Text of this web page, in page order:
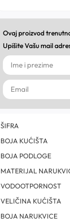
Ovaj proizvod
Upišite Vašu mail
ŠIFRA
BOJA KUĆIŠTA
BOJA PODLOGE
MATERIJAL
VODOOTPORNOST
VELIČINA KUĆIŠTA
BOJA NARUKVICE